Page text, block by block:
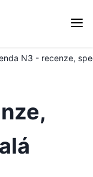
N3 - recenze,